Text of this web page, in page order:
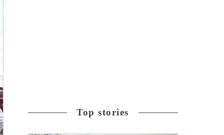
Top stories